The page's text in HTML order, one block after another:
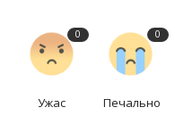
0
Ужас
0
Печально